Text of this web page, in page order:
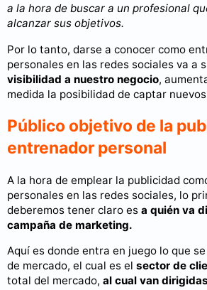
a la hora de buscar a un profesional
alcanzar sus objetivos.
Por lo tanto, darse a conocer como
personales en las redes sociales va a
visibilidad a nuestro negocio,
medida la posibilidad de captar
Público objetivo de la
entrenador personal
A la hora de emplear la publicidad
personales en las redes sociales, lo
deberemos tener claro es a quién va
campaña de marketing.
Aquí es donde entra en juego lo que
de mercado, el cual es el sector de
total del mercado, al cual van